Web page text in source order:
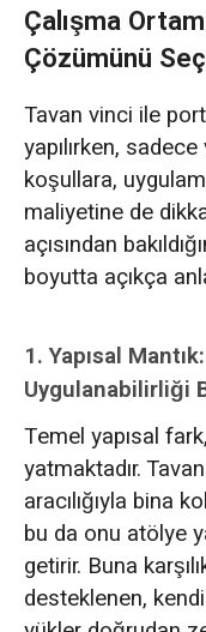
Çalışma
Çözümünü
Tavan vinci ile
yapılırken,
koşullara,
maliyetine de
açısından
boyutta açıkça
1. Yapısal
Uygulanabilirliği
Temel yapısal
yatmaktadır.
aracılığıyla bina
bu da onu atölye
getirir. Buna
desteklenen,